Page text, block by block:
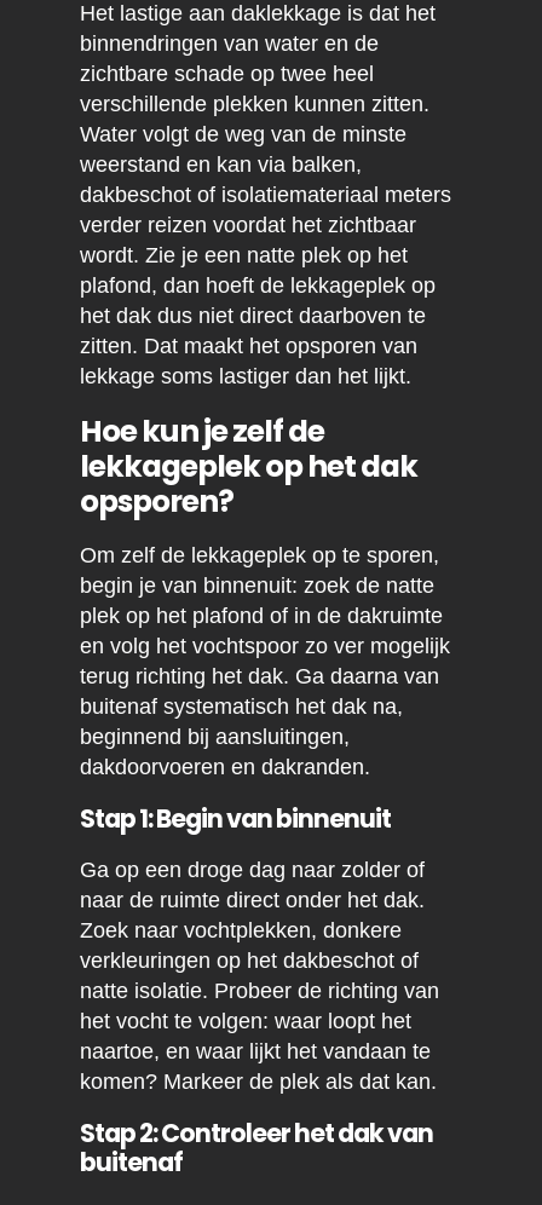
Het lastige aan daklekkage is dat het
binnendringen van water en de
zichtbare schade op twee heel
verschillende plekken kunnen zitten.
Water volgt de weg van de minste
weerstand en kan via balken,
dakbeschot of isolatiemateriaal meters
verder reizen voordat het zichtbaar
wordt. Zie je een natte plek op het
plafond, dan hoeft de lekkageplek op
het dak dus niet direct daarboven te
zitten. Dat maakt het opsporen van
lekkage soms lastiger dan het lijkt.
Hoe kun je zelf de
lekkageplek op het dak
opsporen?
Om zelf de lekkageplek op te sporen,
begin je van binnenuit: zoek de natte
plek op het plafond of in de dakruimte
en volg het vochtspoor zo ver mogelijk
terug richting het dak. Ga daarna van
buitenaf systematisch het dak na,
beginnend bij aansluitingen,
dakdoorvoeren en dakranden.
Stap 1: Begin van binnenuit
Ga op een droge dag naar zolder of
naar de ruimte direct onder het dak.
Zoek naar vochtplekken, donkere
verkleuringen op het dakbeschot of
natte isolatie. Probeer de richting van
het vocht te volgen: waar loopt het
naartoe, en waar lijkt het vandaan te
komen? Markeer de plek als dat kan.
Stap 2: Controleer het dak van
buitenaf